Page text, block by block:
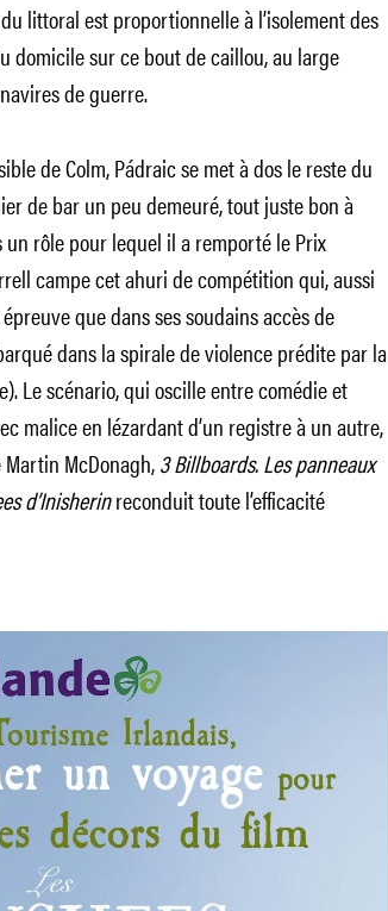
littoral est proportionnelle à l’isolement des
domicile sur ce bout de caillou, au large
de guerre.
de Colm, Pádraic se met à dos le reste du
de bar un peu demeuré, tout juste bon à
rôle pour lequel il a remporté le Prix
campe cet ahuri de compétition qui, aussi
que dans ses soudains accès de
dans la spirale de violence prédite par la
Le scénario, qui oscille entre comédie et
malice en lézardant d’un registre à un autre,
McDo­nagh,3 Billboards. Les panneaux
d’Inisherinreconduit toute l’efficacité